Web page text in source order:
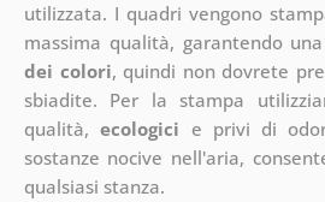
utilizzata. I quadri vengono
massima qualità, garantendo
dei colori, quindi non dovrete
sbiadite. Per la stampa
qualità,ecologici e privi di
sostanze nocive nell'aria,
qualsiasi stanza.